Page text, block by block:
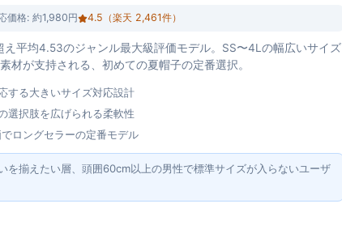
価格: 約1,980円 4.5 （楽天 2,461件）
平均4.53のジャンル最大級評価モデル。SS〜4Lの幅広いサイズ
材が支持される、初めての夏帽子の定番選択。
する大きいサイズ対応設計
選択肢を広げられる柔軟性
ロングセラーの定番モデル
を揃えたい層、頭囲60cm以上の男性で標準サイズが入らないユーザ